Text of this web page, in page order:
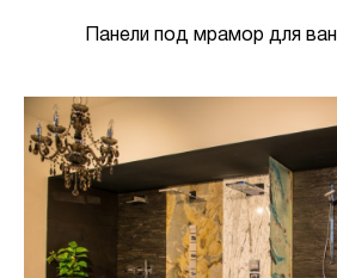
Панели под мрамор для